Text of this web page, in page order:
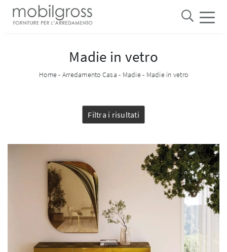
Madie in vetro
Home- Arredamento Casa - Madie- Madie in vetro
Filtra i risultati